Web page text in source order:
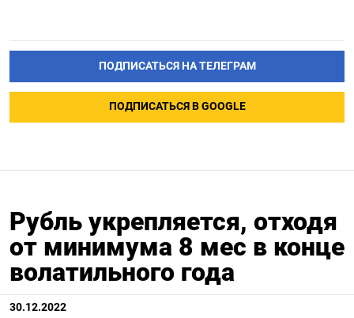
ПОДПИСАТЬСЯ НА ТЕЛЕГРАМ
ПОДПИСАТЬСЯ В GOOGLE
Рубль укрепляется, отходя
от минимума 8 мес в конце
волатильного года
30.12.2022